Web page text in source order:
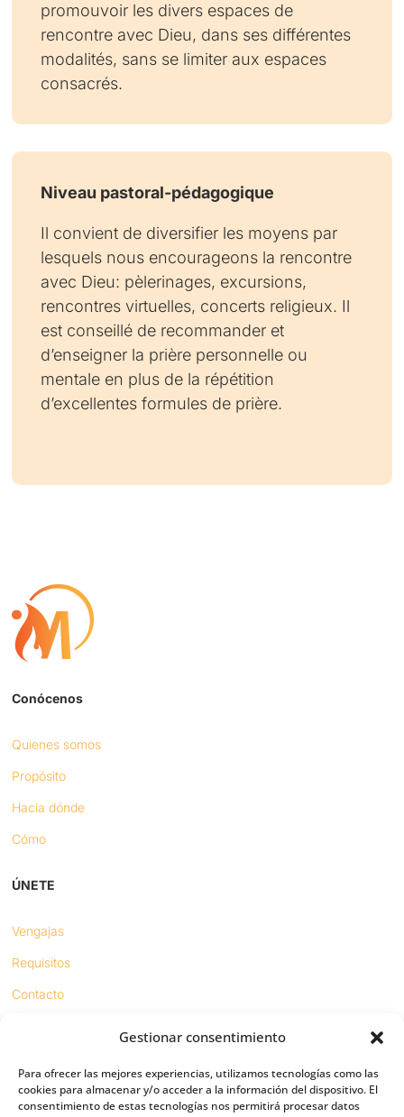
Gestionar consentimiento
Para ofrecer las mejores experiencias, utilizamos tecnologías como las
cookies para almacenar y/o acceder a la información del dispositivo. El
consentimiento de estas tecnologías nos permitirá procesar datos
promouvoir les divers espaces de
rencontre avec Dieu, dans ses différentes
modalités, sans se limiter aux espaces
consacrés.
Niveau pastoral-pédagogique
Il convient de diversifier les moyens par
lesquels nous encourageons la rencontre
avec Dieu: pèlerinages, excursions,
rencontres virtuelles, concerts religieux. Il
est conseillé de recommander et
d’enseigner la prière personnelle ou
mentale en plus de la répétition
d’excellentes formules de prière.
Conócenos
Quienes somos
Propósito
Hacia dónde
Cómo
ÚNETE
Vengajas
Requisitos
Contacto
Sínodo digital